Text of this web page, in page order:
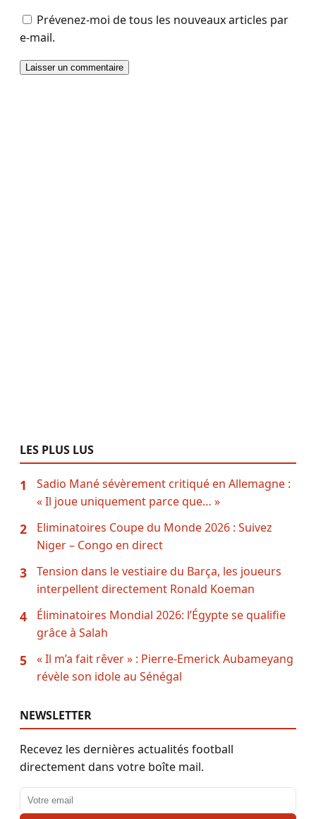
Prévenez-moi de tous les nouveaux articles par
e-mail.
LES PLUS LUS
1
Sadio Mané sévèrement critiqué en Allemagne :
« Il joue uniquement parce que… »
2
Eliminatoires Coupe du Monde 2026 : Suivez
Niger – Congo en direct
3
Tension dans le vestiaire du Barça, les joueurs
interpellent directement Ronald Koeman
4
Éliminatoires Mondial 2026: l’Égypte se qualifie
grâce à Salah
5
« Il m’a fait rêver » : Pierre-Emerick Aubameyang
révèle son idole au Sénégal
NEWSLETTER
Recevez les dernières actualités football
directement dans votre boîte mail.
Adresse email